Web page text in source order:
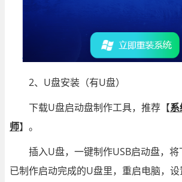
2、U盘安装（有U盘）
下载U盘启动盘制作工具，推荐【
师】。
插入U盘，一键制作USB启动盘，将
已制作启动完成的U盘里，重启电脑，